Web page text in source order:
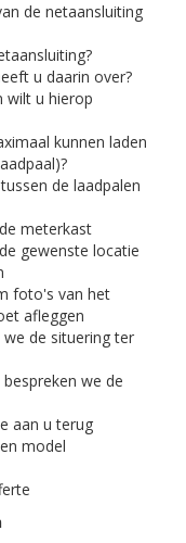
de netaansluiting
u daarin over?
wilt u hierop
kunnen laden
de laadpalen
meterkast
gewenste locatie
foto's van het
afleggen
de situering ter
we de
aan u terug
model